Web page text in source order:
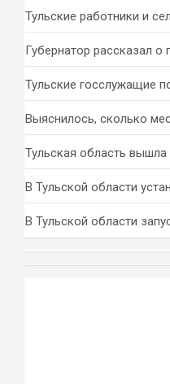
Тульские работники и
Губернатор рассказал о
Тульские госслужащие
Выяснилось, сколько
Тульская область
В Тульской области
В Тульской области